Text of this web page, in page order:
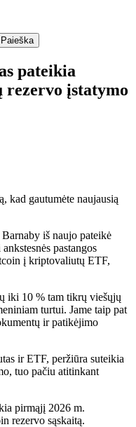
pateikia
įstatymo
kad gautumėte naujausią
iš naujo pateikė
pastangos
į kriptovaliutų ETF,
iki 10 % tam tikrų viešųjų
turtui. Jame taip pat
ir patikėjimo
ir ETF, peržiūra suteikia
tuo pačiu atitinkant
pirmąjį 2026 m.
rezervo sąskaitą.